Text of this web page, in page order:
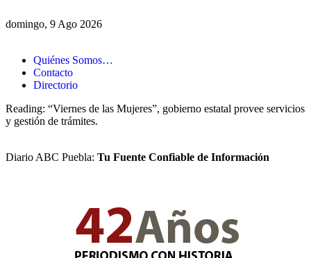
domingo, 9 Ago 2026
Quiénes Somos…
Contacto
Directorio
Reading: “Viernes de las Mujeres”, gobierno estatal provee servicios
y gestión de trámites.
Diario ABC Puebla: Tu Fuente Confiable de Información